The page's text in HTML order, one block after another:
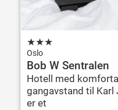
★★★
Oslo
Bob W Sentralen
Hotell med
gangavstand til Karl
er et